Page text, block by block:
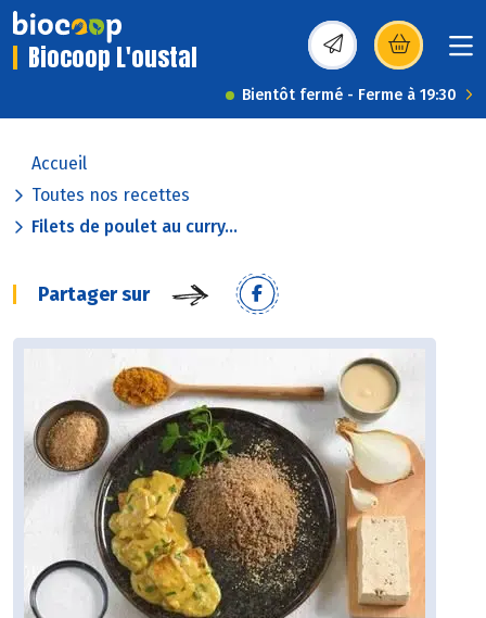
Biocoop L'oustal (s’ouvre dans une
Bientôt fermé - Ferme à 19:30
Accueil
Toutes nos recettes
Filets de poulet au curry...
Partager sur